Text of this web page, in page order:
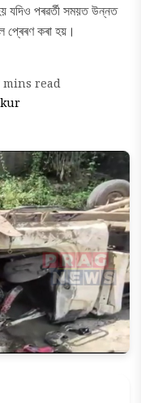
যদিও পৰৱৰ্তী সময়ত উন্নত
প্ৰেৰণ কৰা হয়।
mins read